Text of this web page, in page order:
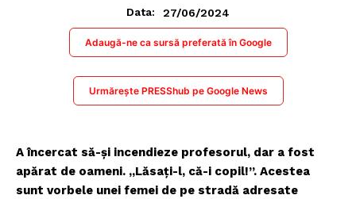
Data:
27/06/2024
Adaugă-ne ca sursă preferată în Google
Urmărește PRESShub pe Google News
A încercat să-și incendieze profesorul, dar a fost
apărat de oameni. „Lăsați-l, că-i copil!”. Acestea
sunt vorbele unei femei de pe stradă adresate